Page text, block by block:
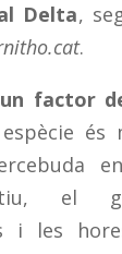
Delta,
.
factor
és
el
i les